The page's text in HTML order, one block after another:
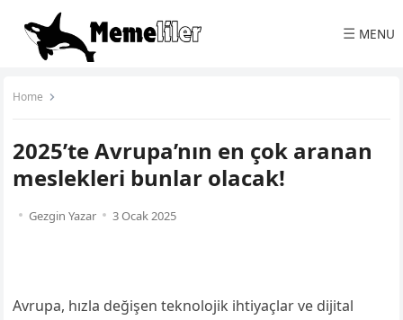
☰ MENU
Home
2025’te Avrupa’nın en çok aranan
meslekleri bunlar olacak!
Gezgin Yazar 3 Ocak 2025
Avrupa, hızla değişen teknolojik ihtiyaçlar ve dijital